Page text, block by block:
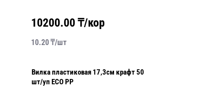
10200.00 ₸/кор
10.20₸/шт
Вилка пластиковая 17,3см крафт 50
шт/уп ECO PP